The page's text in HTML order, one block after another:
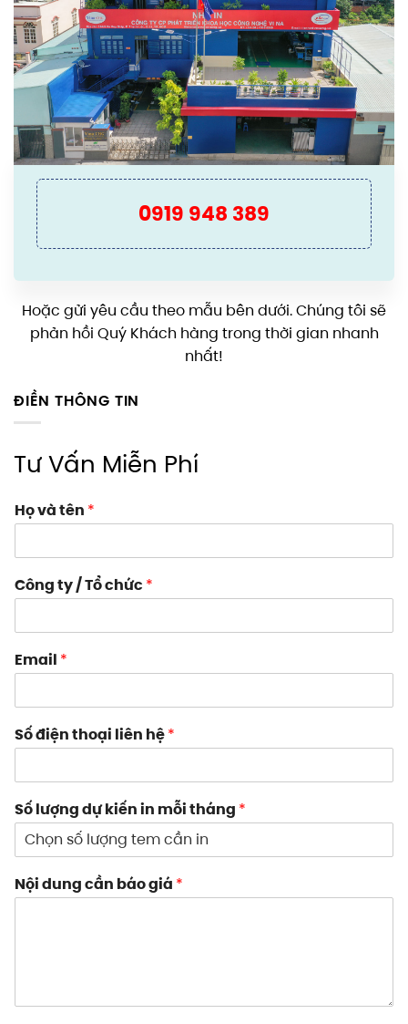
0919 948 389
Hoặc gửi yêu cầu theo mẫu bên dưới. Chúng tôi sẽ
phản hồi Quý Khách hàng trong thời gian nhanh
nhất!
ĐIỀN THÔNG TIN
Tư Vấn Miễn Phí
Họ và tên *
Công ty / Tổ chức *
Email *
Số điện thoại liên hệ*
Số lượng dự kiến in mỗi tháng *
Nội dung cần báo giá *